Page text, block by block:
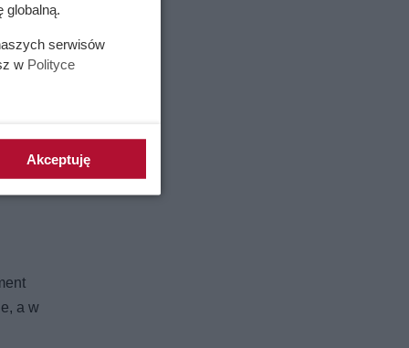
a w
globalną.
serwisów
w Polityce
Akceptuję